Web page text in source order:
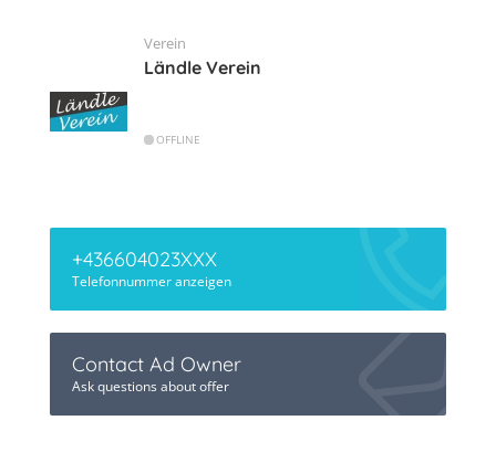
Verein
Ländle Verein
OFFLINE
+436604023XXX
Telefonnummer anzeigen
Contact Ad Owner
Ask questions about offer